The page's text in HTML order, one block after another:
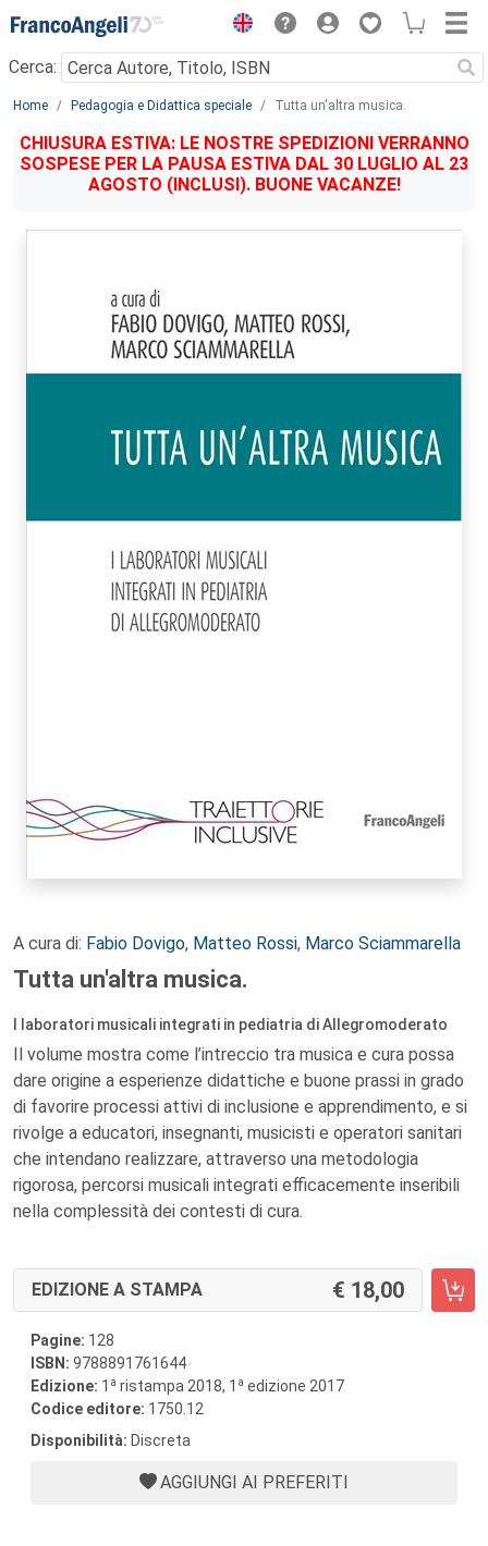
Menu
Cerca:
Main content
Home Pedagogia e Didattica speciale Tutta un'altra musica.
CHIUSURA ESTIVA: LE NOSTRE SPEDIZIONI VERRANNO
SOSPESE PER LA PAUSA ESTIVA DAL 30 LUGLIO AL 23
AGOSTO (INCLUSI). BUONE VACANZE!
A cura di: Fabio Dovigo, Matteo Rossi, Marco Sciammarella
Tutta un'altra musica.
I laboratori musicali integrati in pediatria di Allegromoderato
Il volume mostra come l’intreccio tra musica e cura possa
dare origine a esperienze didattiche e buone prassi in grado
di favorire processi attivi di inclusione e apprendimento, e si
rivolge a educatori, insegnanti, musicisti e operatori sanitari
che intendano realizzare, attraverso una metodologia
rigorosa, percorsi musicali integrati efficacemente inseribili
nella complessità dei contesti di cura.
EDIZIONE A STAMPA 18,00
Pagine: 128
ISBN: 9788891761644
Edizione: 1 a ristampa 2018, 1 a edizione 2017
Codice editore: 1750.12
Disponibilità: Discreta
AGGIUNGI AI PREFERITI